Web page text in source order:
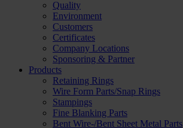
Quality
Environment
Customers
Certificates
Company Locations
Sponsoring & Partner
Products
Retaining Rings
Wire Form Parts/Snap Rings
Stampings
Fine Blanking Parts
Bent Wire-/Bent Sheet Metal Parts